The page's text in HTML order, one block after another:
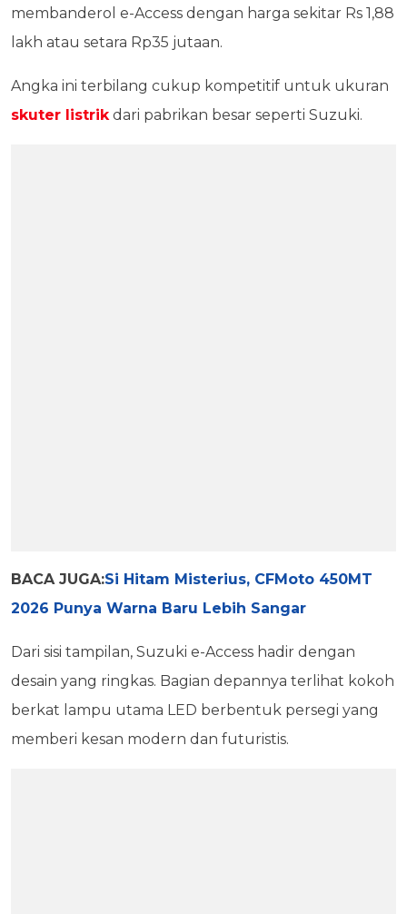
membanderol e-Access dengan harga sekitar Rs 1,88
lakh atau setara Rp35 jutaan.
Angka ini terbilang cukup kompetitif untuk ukuran
skuter listrikdari pabrikan besar seperti Suzuki.
BACA JUGA:Si Hitam Misterius, CFMoto 450MT
2026 Punya Warna Baru Lebih Sangar
Dari sisi tampilan, Suzuki e-Access hadir dengan
desain yang ringkas. Bagian depannya terlihat kokoh
berkat lampu utama LED berbentuk persegi yang
memberi kesan modern dan futuristis.